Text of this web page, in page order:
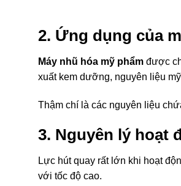
2. Ứng dụng của
Máy nhũ hóa mỹ phẩm được
xuất kem dưỡng, nguyên liệu
Thậm chí là các nguyên liệu
3. Nguyên lý hoạt
Lực hút quay rất lớn khi hoạt
với tốc độ cao.